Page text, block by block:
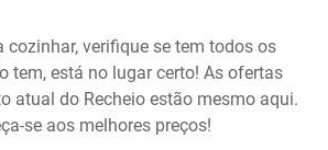
cozinhar, verifique se tem todos os
tem, está no lugar certo! As ofertas
atual do Recheio estão mesmo aqui.
se aos melhores preços!